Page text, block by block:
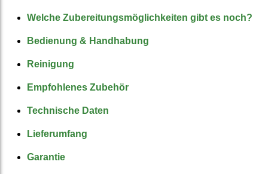
Welche Zubereitungs­möglich­keiten gibt es noch?
Bedienung & Hand­habung
Reinigung
Empfohlenes Zubehör
Technische Daten
Lieferumfang
Garantie